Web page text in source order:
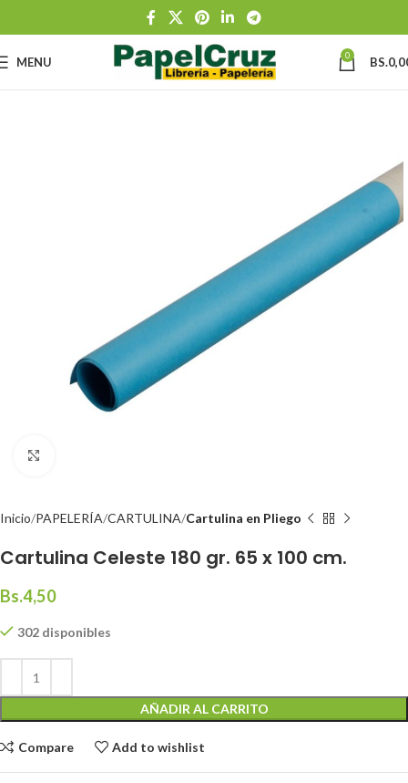
MENU 0 BS.
Inicio PAPELERÍA CARTULINA Cartulina en Pliego
Cartulina Celeste 180 gr. 65 x 100 cm.
Bs.4,50
302 disponibles
AÑADIR AL CARRITO
Compare Add to wishlist